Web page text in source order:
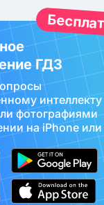
ГДЗ
интеллекту
фотографиями
на iPhone или